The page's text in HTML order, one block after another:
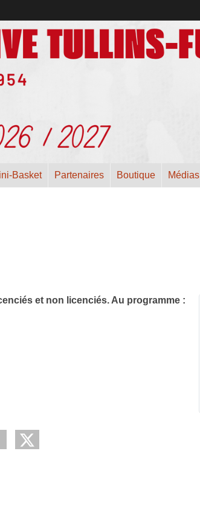
Basket Partenaires Boutique Médias
et non licenciés. Au programme :